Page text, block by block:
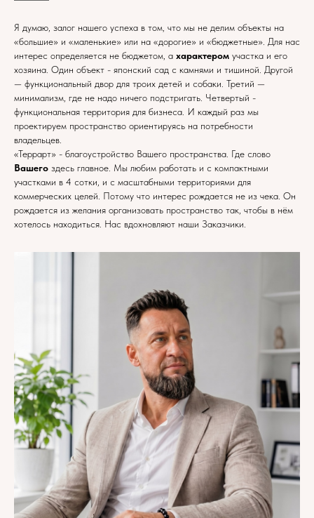
Я думаю, залог нашего успеха в том, что мы не делим объекты на
«большие» и «маленькие» или на «дорогие» и «бюджетные». Для нас
интерес определяется не бюджетом, а характером участка и его
хозяина. Один объект - японский сад с камнями и тишиной. Другой
— функциональный двор для троих детей и собаки. Третий —
минимализм, где не надо ничего подстригать. Четвертый -
функциональная территория для бизнеса. И каждый раз мы
проектируем пространство ориентируясь на потребности
владельцев.
«Террарт» - благоустройство Вашего пространства. Где слово
Вашего здесь главное. Мы любим работать и с компактными
участками в 4 сотки, и с масштабными территориями для
коммерческих целей. Потому что интерес рождается не из чека. Он
рождается из желания организовать пространство так, чтобы в нём
хотелось находиться. Нас вдохновляют наши Заказчики.